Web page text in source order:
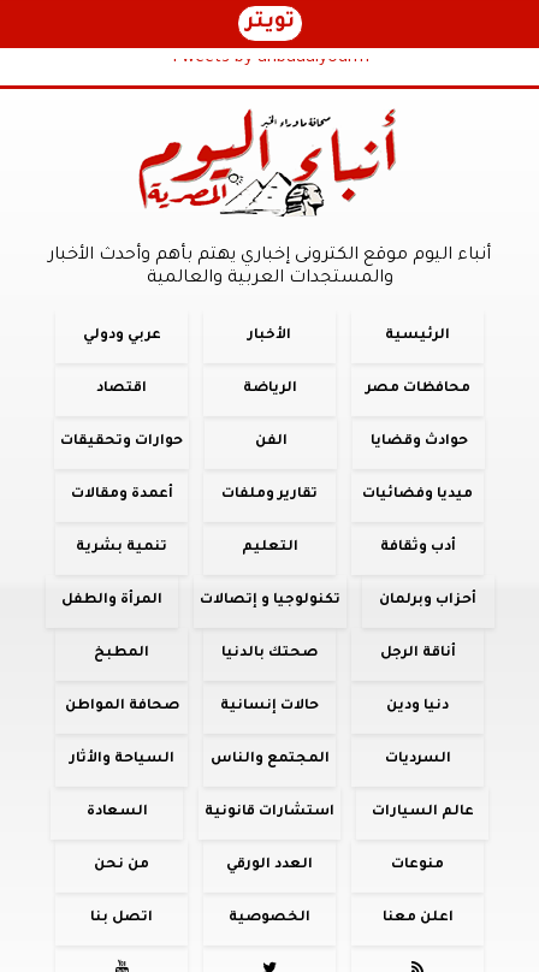
تويتر
Tweets by anbaaalyoum1
أنباء اليوم موقع الكترونى إخباري يهتم بأهم وأحدث الأخبار
والمستجدات العربية والعالمية
الرئيسية الأخبار عربي ودولي
محافظات مصر الرياضة اقتصاد
حوادث وقضايا الفن حوارات وتحقيقات
ميديا وفضائيات تقارير وملفات أعمدة ومقالات
أدب وثقافة التعليم تنمية بشرية
أحزاب وبرلمان تكنولوجيا و إتصالات المرأة والطفل
أناقة الرجل صحتك بالدنيا المطبخ
دنيا ودين حالات إنسانية صحافة المواطن
السرديات المجتمع والناس السياحة والأثار
عالم السيارات استشارات قانونية السعادة
منوعات العدد الورقي من نحن
اعلن معنا الخصوصية اتصل بنا